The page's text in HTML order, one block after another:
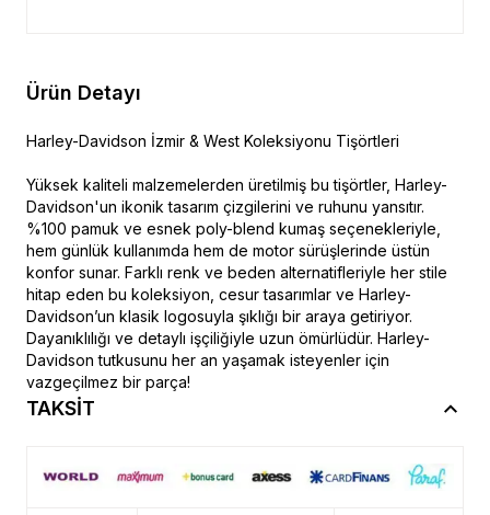
Ürün Detayı
Harley-Davidson İzmir & West Koleksiyonu Tişörtleri
Yüksek kaliteli malzemelerden üretilmiş bu tişörtler, Harley-
Davidson'un ikonik tasarım çizgilerini ve ruhunu yansıtır.
%100 pamuk ve esnek poly-blend kumaş seçenekleriyle,
hem günlük kullanımda hem de motor sürüşlerinde üstün
konfor sunar. Farklı renk ve beden alternatifleriyle her stile
hitap eden bu koleksiyon, cesur tasarımlar ve Harley-
Davidson’un klasik logosuyla şıklığı bir araya getiriyor.
Dayanıklılığı ve detaylı işçiliğiyle uzun ömürlüdür. Harley-
Davidson tutkusunu her an yaşamak isteyenler için
vazgeçilmez bir parça!
TAKSİT